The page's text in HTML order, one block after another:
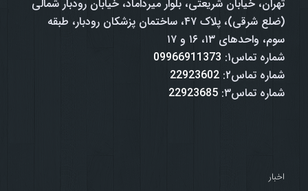
تهران، خیابان شریعتی، بلوار میرداماد، خیابان رودبار شمالی
(ضلع شرقی)، پلاک ۴۷، ساختمان پزشکان رودبار، طبقه
سوم، واحدهای ۱۳، ۱۶ و ۱۷
شماره تماس۱:
09966911373
شماره تماس۲:
22923602
شماره تماس۳:
22923685
اخبار